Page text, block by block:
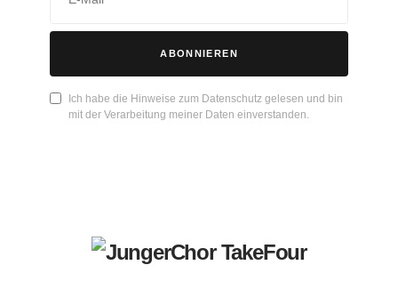
ABONNIEREN
Ich habe die Hinweise zum Datenschutz gelesen und bin
mit der Verarbeitung meiner Daten einverstanden.